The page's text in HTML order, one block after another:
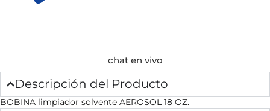
chat en vivo
Descripción del Producto
BOBINA limpiador solvente AEROSOL 18 OZ.